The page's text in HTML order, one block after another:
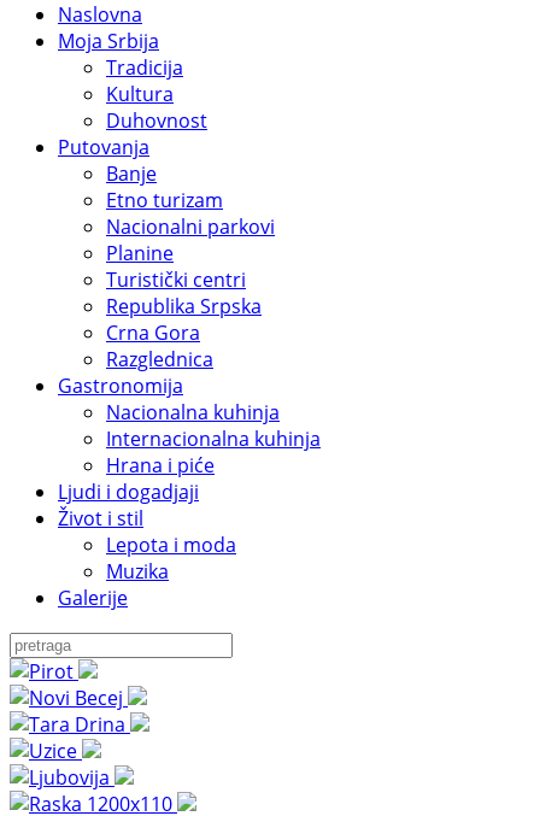
Naslovna
Moja Srbija
Tradicija
Kultura
Duhovnost
Putovanja
Banje
Etno turizam
Nacionalni parkovi
Planine
Turistički centri
Republika Srpska
Crna Gora
Razglednica
Gastronomija
Nacionalna kuhinja
Internacionalna kuhinja
Hrana i piće
Ljudi i dogadjaji
Život i stil
Lepota i moda
Muzika
Galerije